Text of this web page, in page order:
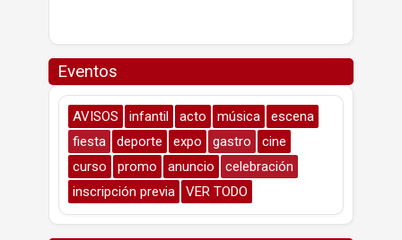
Eventos
AVISOS infantil acto música
escena
fiesta
deporte expo gastro
cine
curso
promo anuncio
celebración
inscripción previa
VER TODO